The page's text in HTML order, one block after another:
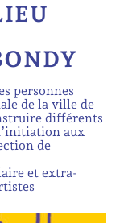
personnes
de la ville de
différents
aux
de
et extra-